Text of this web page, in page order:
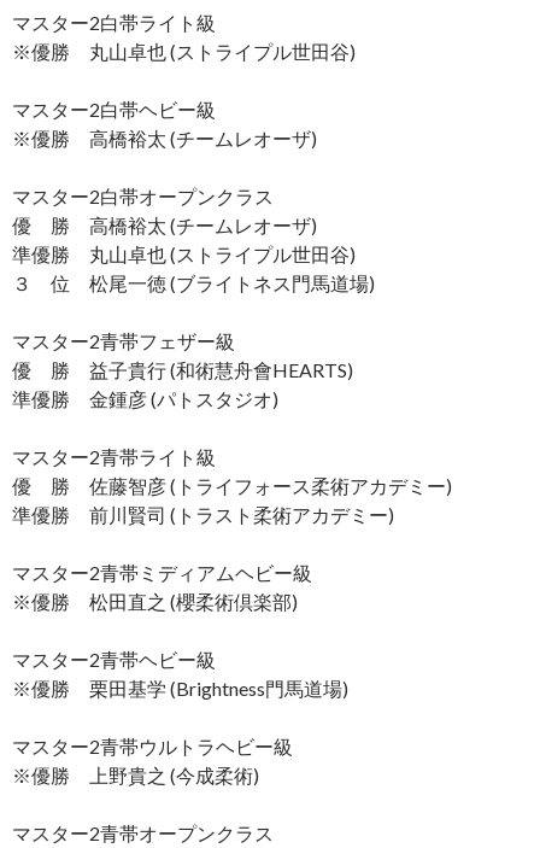
マスター2白帯ライト級
※優勝 丸山卓也 (ストライプル世田谷)
マスター2白帯ヘビー級
※優勝 高橋裕太 (チームレオーザ)
マスター2白帯オープンクラス
優 勝 高橋裕太 (チームレオーザ)
準優勝 丸山卓也 (ストライプル世田谷)
３ 位 松尾一徳 (ブライトネス門馬道場)
マスター2青帯フェザー級
優 勝 益子貴行 (和術慧舟會HEARTS)
準優勝 金鍾彦 (パトスタジオ)
マスター2青帯ライト級
優 勝 佐藤智彦 (トライフォース柔術アカデミー)
準優勝 前川賢司 (トラスト柔術アカデミー)
マスター2青帯ミディアムヘビー級
※優勝 松田直之 (櫻柔術倶楽部)
マスター2青帯ヘビー級
※優勝 栗田基学 (Brightness門馬道場)
マスター2青帯ウルトラヘビー級
※優勝 上野貴之 (今成柔術)
マスター2青帯オープンクラス